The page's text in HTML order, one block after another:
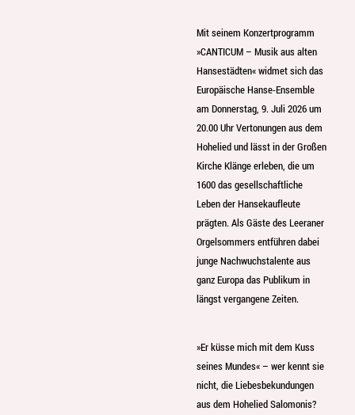
Mit seinem Konzertprogramm
»CANTICUM – Musik aus alten
Hansestädten« widmet sich das
Europäische Hanse-Ensemble
am Donnerstag, 9. Juli 2026 um
20.00 Uhr Vertonungen aus dem
Hohelied und lässt in der Großen
Kirche Klänge erleben, die um
1600 das gesellschaftliche
Leben der Hansekaufleute
prägten. Als Gäste des Leeraner
Orgelsommers entführen dabei
junge Nachwuchstalente aus
ganz Europa das Publikum in
längst vergangene Zeiten.
»Er küsse mich mit dem Kuss
seines Mundes« – wer kennt sie
nicht, die Liebesbekundungen
aus dem Hohelied Salomonis?